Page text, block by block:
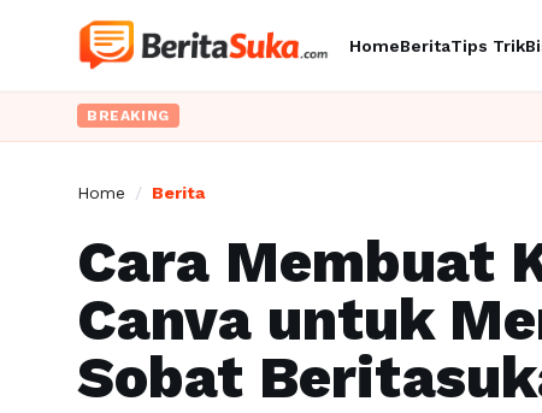
HomeBeritaTips Trik
BREAKING
Home / Berita
Cara Membuat
Canva untuk
Sobat